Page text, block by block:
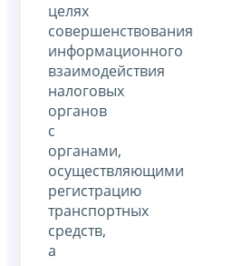
целях
совершенствования
информационного
взаимодействия
налоговых
органов
с
органами,
осуществляющими
регистрацию
транспортных
средств,
а